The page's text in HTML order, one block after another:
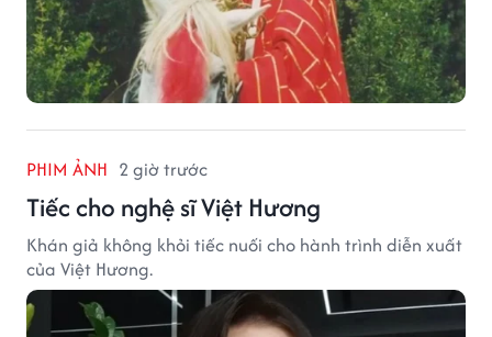
PHIM ẢNH 2 giờ trước
Tiếc cho nghệ sĩ Việt Hương
Khán giả không khỏi tiếc nuối cho hành trình diễn xuất
của Việt Hương.